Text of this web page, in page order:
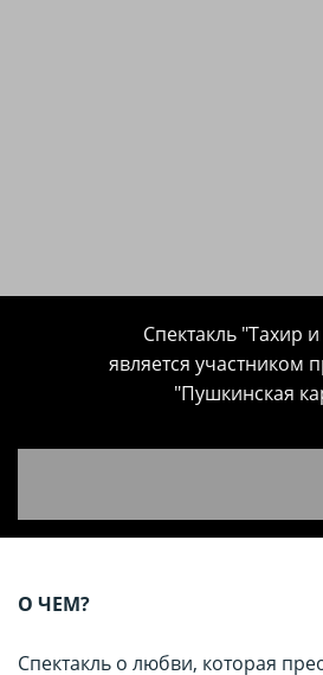
Спектакль "Тахир и
является участником
"Пушкинская
О ЧЕМ?
Спектакль о любви, которая